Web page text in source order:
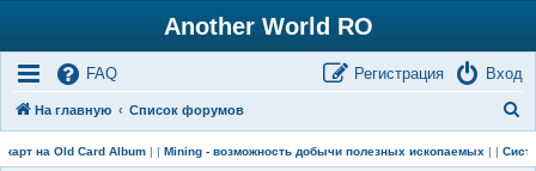
Another World RO
FAQ Вход
Регистрация
На главную Список форумов
и
на Old Card Album| | Mining - возможность добычи полезных ископаемых| |